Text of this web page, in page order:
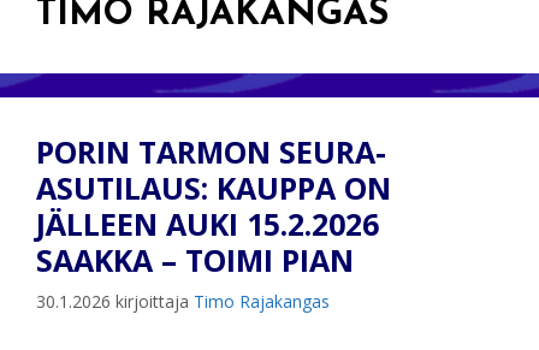
TIMO RAJAKANGAS
PORIN TARMON SEURA-
ASUTILAUS: KAUPPA ON
JÄLLEEN AUKI 15.2.2026
SAAKKA – TOIMI PIAN
30.1.2026 kirjoittaja Timo Rajakangas